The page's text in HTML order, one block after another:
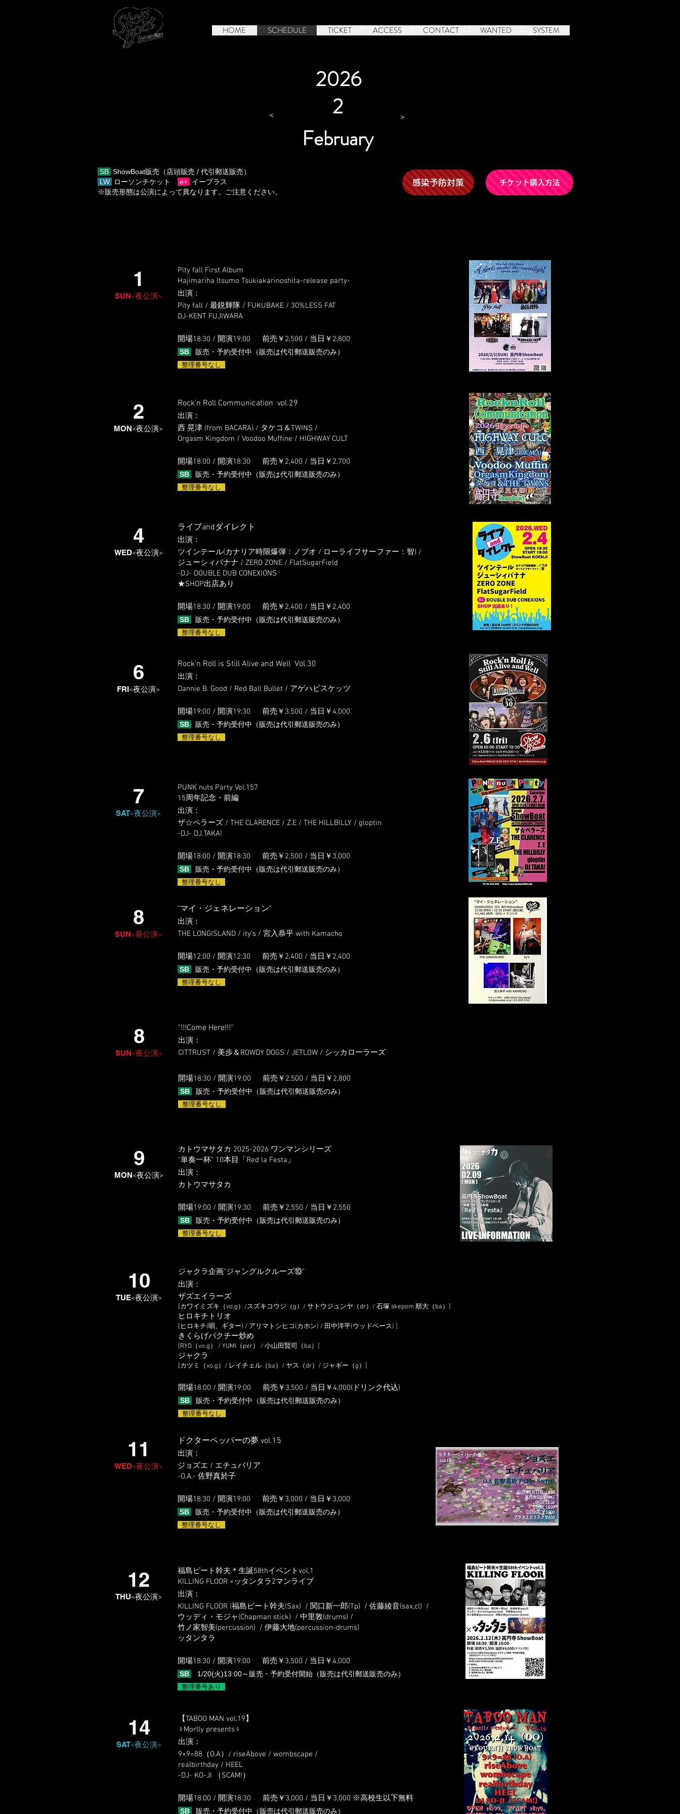
HOME SCHEDULE TICKET ACCESS CONTACT WANTED SYSTEM
＜
2
February
＞
2026
SB ShowBoat販売（店頭販売 / 代引郵送販売）
LW
ローソンチケット e+ イープラス
※販売形態は公演によって異なります。ご注意ください。
感染予防対策 チケット購入方法
1
SUN<夜公演>
Pity fall First Album
Hajimariha Itsumo Tsukiakarinoshita-release party-
出演 ​：
Pity fall / 最鋭輝隊 / FUKUBAKE / 30%LESS FAT
​DJ-KENT FUJIWARA
開場18:30 / 開演19:00 前売￥2,500 / 当日￥2,800
SB 販売・予約受付中（販売は代引郵送販売のみ）
整理番号なし
2
MON<夜公演>
Rock’n Roll Communication vol.29
出演 ​：
西 晃津 (from BACARA) / タケコ＆TWINS /
Orgasm Kingdom / Voodoo Muffine / HIGHWAY CULT
開場18:00 / 開演18:30 前売￥2,400 / 当日￥2,700
SB 販売・予約受付中（販売は代引郵送販売のみ）
整理番号なし
4
WED<夜公演>
ライブandダイレクト
出演 ​：
ツインテール(カナリア時限爆弾：ノブオ / ローライフサーファー：智) /
ジューシィバナナ / ZERO ZONE / FlatSugarField
-DJ- DOUBLE DUB CONEXIONS
★SHOP出店あり
開場18:30 / 開演19:00 前売￥2,400 / 当日￥2,400
SB 販売・予約受付中（販売は代引郵送販売のみ）
整理番号なし
6
FRI<夜公演>
Rock’n Roll is Still Alive and Well Vol.30
出演 ​：
Dannie B. Good / Red Ball Bullet / アゲハビスケッツ
開場19:00 / 開演19:30 前売￥3,500 / 当日￥4,000
SB 販売・予約受付中（販売は代引郵送販売のみ）
整理番号なし
7
SAT<夜公演>
PUNK nuts Party Vol.157
15周年記念・前編
出演 ​：
ザ☆ペラーズ / THE CLARENCE / Z.E / THE HILLBILLY / gloptin
-DJ- DJ.TAKA!
開場18:00 / 開演18:30 前売￥2,500 / 当日￥3,000
SB 販売・予約受付中（販売は代引郵送販売のみ）
整理番号なし
8
SUN<昼公演>
"マイ・ジェネレーション"
出演 ​：
THE LONGISLAND / ity’s / 宮入恭平 with Kamacho
開場12:00 / 開演12:30 前売￥2,400 / 当日￥2,400
SB 販売・予約受付中（販売は代引郵送販売のみ）
整理番号なし
8
SUN<夜公演>
"!!!Come Here!!!"
出演 ​：
CITTRUST / 美歩＆ROWDY DOGS / JETLOW / シッカローラーズ
開場18:30 / 開演19:00 前売￥2,500 / 当日￥2,800
SB 販売・予約受付中（販売は代引郵送販売のみ）
整理番号なし
9
MON<夜公演>
カトウマサタカ 2025-2026 ワンマンシリーズ
"単奏一杯" 10本目「Red la Festa」
出演 ​：
カトウマサタカ
開場19:00 / 開演19:30 前売￥2,550 / 当日￥2,550
SB 販売・予約受付中（販売は代引郵送販売のみ）
整理番号なし
10
TUE<夜公演>
ジャクラ企画”ジャングルクルーズ⑩”
出演 ​：
ザズエイラーズ
[カワイミズキ（vo.g）/スズキコウジ（g）/ サトウジュンヤ（dr）/ 石塚 skepom 順大（ba）]
ヒロキチトリオ
[ヒロキチ(唄、ギター) / アリマトシヒコ(カホン) / 田中洋平(ウッドベース) ]
きくらげパクチー炒め
[RYO（vo.g） / YUMI（per） / 小山田賢司（ba）]
ジャクラ
[カツミ（vo.g）/ レイチェル（ba）/ ヤス（dr）/ ジャギー（g）]
開場18:00 / 開演19:00 前売￥3,500 / 当日￥4,000(ドリンク代込)
SB 販売・予約受付中（販売は代引郵送販売のみ）
整理番号なし
11
WED<夜公演>
ドクターペッパーの夢 vol.15
出演 ​：
ジョズエ / エチュバリア
​-O.A.- 佐野真於子
開場18:30 / 開演19:00 前売￥3,000 / 当日￥3,000
SB 販売・予約受付中（販売は代引郵送販売のみ）
整理番号なし
12
THU<夜公演>
福島ピート幹夫＊生誕58thイベントvol.1
KILLING FLOOR ×ッタンタラ2マンライブ
出演 ​：
KILLING FLOOR (福島ピート幹夫(Sax) / 関口新一郎(Tp) / 佐藤綾音(sax,cl) /
ウッディ・モジャ(Chapman stick) / 中里敦(drums) /
竹ノ家智美(percussion) / 伊藤大地(percussion-drums)
ッタンタラ
開場18:30 / 開演19:00 前売￥3,500 / 当日￥4,000
SB 1/20(火)13:00～販売・予約受付開始（販売は代引郵送販売のみ）
整理番号あり
14
SAT<夜公演>
【TABOO MAN vol.19】
♀Morlly presents♀
出演 ​：
9×9=88（O.A）/ riseAbove / wombscape /
realbirthday / HEEL
-DJ- KO-JI （SCAM!）
開場18:00 / 開演18:30 前売￥3,000 / 当日￥3,000 ​ ※高校生以下無料
SB 販売・予約受付中（販売は代引郵送販売のみ）